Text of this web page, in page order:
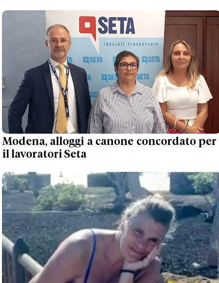
Modena, alloggi a canone concordato per
il lavoratori Seta